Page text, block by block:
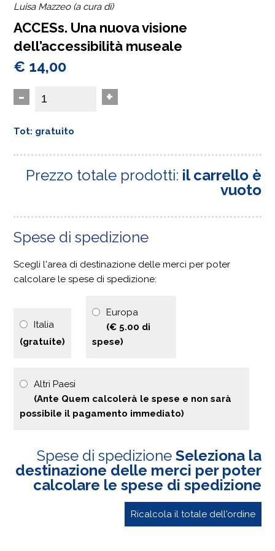
Luisa Mazzeo (a cura di)
ACCESs. Una nuova visione
dell’accessibilità museale
€ 14,00
- +
Tot: gratuito
Prezzo totale prodotti: il carrello è
vuoto
Spese di spedizione
Scegli l'area di destinazione delle merci per poter
calcolare le spese di spedizione:
Italia
(gratuite)
Europa
(€ 5.00 di
spese)
Altri Paesi
(Ante Quem calcolerà le spese e non sarà
possibile il pagamento immediato)
Spese di spedizione Seleziona la
destinazione delle merci per poter
calcolare le spese di spedizione
Ricalcola il totale dell'ordine